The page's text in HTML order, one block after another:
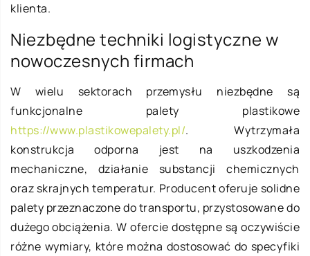
klienta.
Niezbędne techniki logistyczne w
nowoczesnych firmach
W wielu sektorach przemysłu niezbędne są
funkcjonalne palety plastikowe
https://www.plastikowepalety.pl/. Wytrzymała
konstrukcja odporna jest na uszkodzenia
mechaniczne, działanie substancji chemicznych
oraz skrajnych temperatur. Producent oferuje solidne
palety przeznaczone do transportu, przystosowane do
dużego obciążenia. W ofercie dostępne są oczywiście
różne wymiary, które można dostosować do specyfiki